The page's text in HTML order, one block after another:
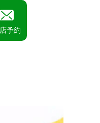
予約